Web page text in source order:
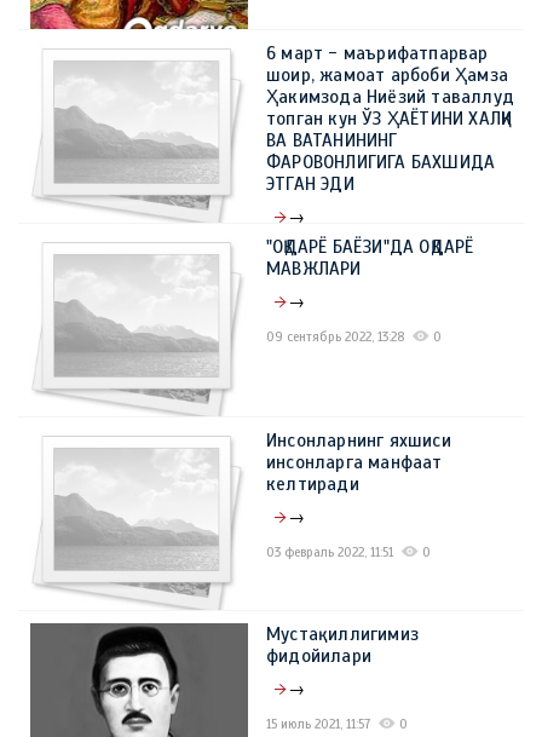
6 март - маърифатпарвар
шоир, жамоат арбоби Ҳамза
Ҳакимзода Ниёзий таваллуд
топган кун ЎЗ ҲАЁТИНИ ХАЛҚИ
ВА ВАТАНИНИНГ
ФАРОВОНЛИГИГА БАХШИДА
ЭТГАН ЭДИ
→
09 март 2023, 11:41 0
"OҚДАРЁ БАЁЗИ"ДА ОҚДАРЁ
МАВЖЛАРИ
→
09 сентябрь 2022, 13:28 0
Инсонларнинг яхшиси
инсонларга манфаат
келтиради
→
03 февраль 2022, 11:51 0
Мустақиллигимиз
фидойилари
→
15 июль 2021, 11:57 0